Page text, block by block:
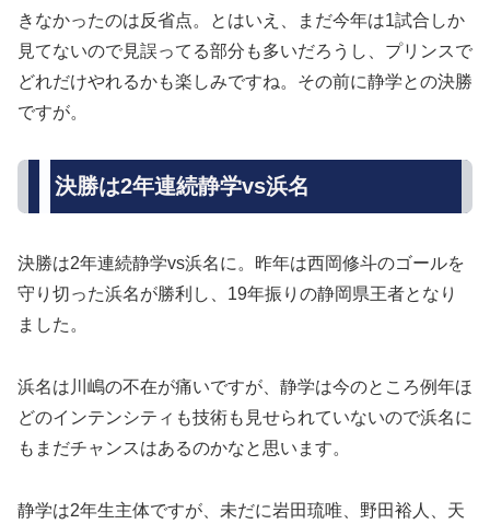
きなかったのは反省点。とはいえ、まだ今年は1試合しか
見てないので見誤ってる部分も多いだろうし、プリンスで
どれだけやれるかも楽しみですね。その前に静学との決勝
ですが。
決勝は2年連続静学vs浜名
決勝は2年連続静学vs浜名に。昨年は西岡修斗のゴールを
守り切った浜名が勝利し、19年振りの静岡県王者となり
ました。
浜名は川嶋の不在が痛いですが、静学は今のところ例年ほ
どのインテンシティも技術も見せられていないので浜名に
もまだチャンスはあるのかなと思います。
静学は2年生主体ですが、未だに岩田琉唯、野田裕人、天